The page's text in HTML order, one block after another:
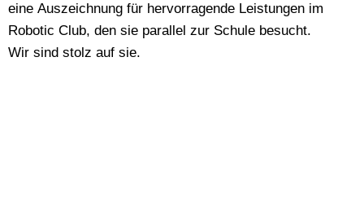
eine Auszeichnung für hervorragende Leistungen im
Robotic Club, den sie parallel zur Schule besucht.
Wir sind stolz auf sie.